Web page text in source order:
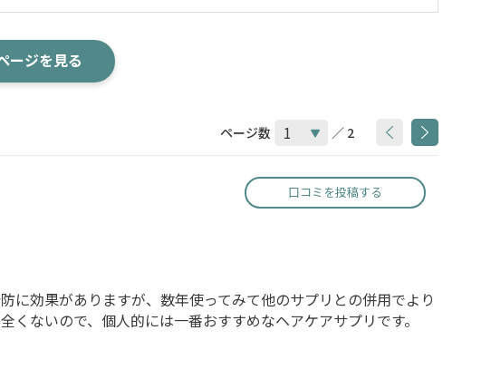
ージを見る
ページ数 ／ 2
口コミを投稿する
に効果がありますが、数年使ってみて他のサプリとの併用でより
ないので、個人的には一番おすすめなヘアケアサプリです。